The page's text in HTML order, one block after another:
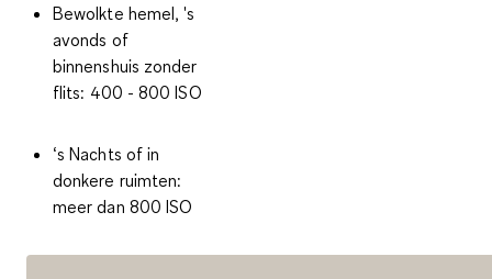
Bewolkte hemel, 's
avonds of
binnenshuis zonder
flits: 400 - 800 ISO
‘s Nachts of in
donkere ruimten:
meer dan 800 ISO